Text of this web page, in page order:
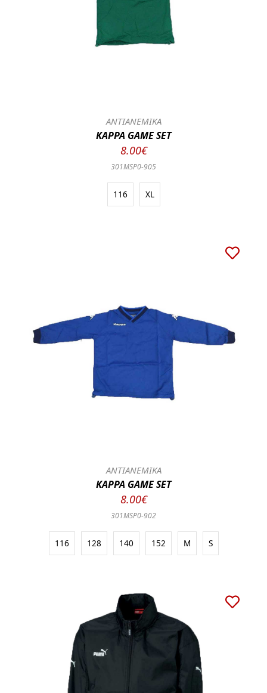
ΑΝΤΙΑΝΕΜΙΚΑ
KAPPA GAME SET
8.00€
301MSP0-905
116 XL
ΑΝΤΙΑΝΕΜΙΚΑ
KAPPA GAME SET
8.00€
301MSP0-902
116 128 140 152 M S